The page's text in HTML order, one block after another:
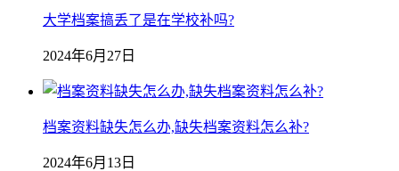
大学档案搞丢了是在学校补吗?
2024年6月27日
档案资料缺失怎么办,缺失档案资料怎么补?
2024年6月13日